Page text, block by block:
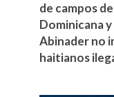
de campos
Dominicana
Abinader no
haitianos